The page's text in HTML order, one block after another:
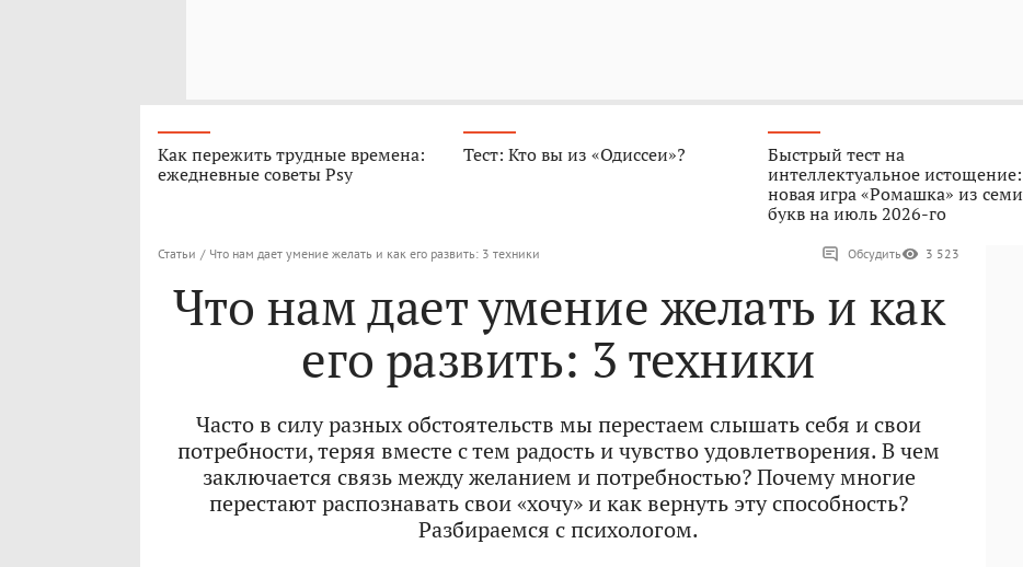
Как пережить трудные времена:
ежедневные советы Psy
Тест: Кто вы из «Одиссеи»?
Быстрый тест на
интеллектуальное истощение:
новая игра «Ромашка» из семи
букв на июль 2026-го
Статьи / Что нам дает умение желать и как его развить: 3 техники Обсудить 3 523
Что нам дает умение желать и как
его развить: 3 техники
Часто в силу разных обстоятельств мы перестаем слышать себя и свои
потребности, теряя вместе с тем радость и чувство удовлетворения. В чем
заключается связь между желанием и потребностью? Почему многие
перестают распознавать свои «хочу» и как вернуть эту способность?
Разбираемся с психологом.